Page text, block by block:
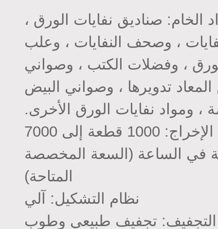
الخام: صناديق نفايات الورق ،
، وصحف النفايات ، وعلب
، وفضلات الكتب ، وصواني
المعاد تدويرها ، وصواني البيض
، ومواد نفايات الورق الأخرى.
قدرة الإخراج: 1000 قطعة إلى 7000
في الساعة (السعة المخصصة
المتاحة)
نظام التشكيل: آلي
التجفيف: تجفيف طبيعي وطوب